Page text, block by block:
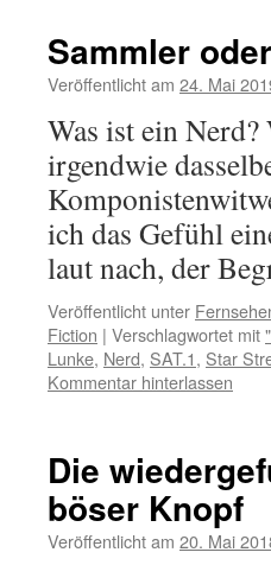
Sammler
Veröffentlicht am 24. Mai
Was ist ein
irgendwie
ich das Gefühl
laut nach, der
Veröffentlicht unter
Fiction | Verschlagwortet mit
Lunke, Nerd, SAT.1, Star
Kommentar hinterlassen
Die
böser Knopf
Veröffentlicht am 20. Mai